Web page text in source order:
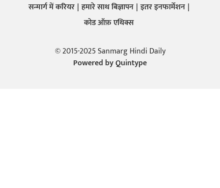
सन्मार्ग में करियर हमारे साथ बिज्ञापन इतर इनफार्मेशन
कोड ऑफ़ एथिक्स
© 2015-2025 Sanmarg Hindi Daily
Powered byQuintype